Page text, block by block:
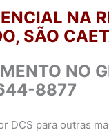
NA
SÃO
NO
8877
DCS para outras